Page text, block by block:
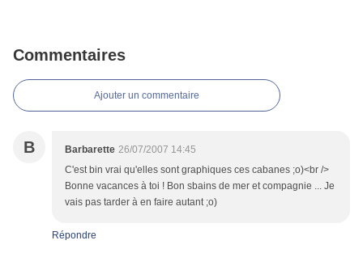
Commentaires
Ajouter un commentaire
B Barbarette 26/07/2007 14:45
C'est bin vrai qu'elles sont graphiques ces cabanes ;o)<br />
Bonne vacances à toi ! Bon sbains de mer et compagnie ... Je
vais pas tarder à en faire autant ;o)
Répondre